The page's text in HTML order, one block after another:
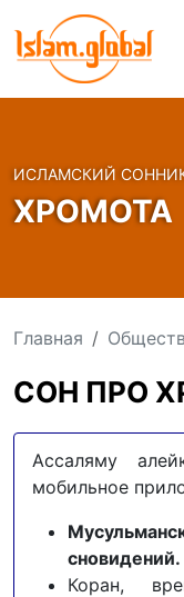
ИСЛАМСКИЙ
ХРОМОТА
Главная
СОН ПРО
Ассаляму
мобильное
сновидений.
Коран,